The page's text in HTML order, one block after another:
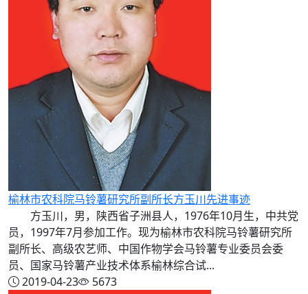
榆林市农科院马铃薯研究所副所长方玉川先进事迹
方玉川，男，陕西省子洲县人，1976年10月生，中共党
员，1997年7月参加工作。现为榆林市农科院马铃薯研究所
副所长、高级农艺师、中国作物学会马铃薯专业委员会委
员、国家马铃薯产业技术体系榆林综合试...
2019-04-23
5673